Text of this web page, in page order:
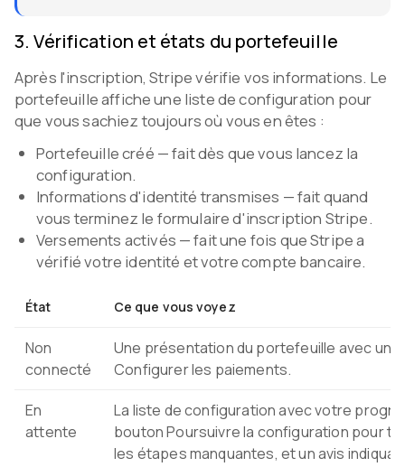
3.Vérification et états du portefeuille
Après l'inscription, Stripe vérifie vos informations. Le
portefeuille affiche une liste de configuration pour
que vous sachiez toujours où vous en êtes :
Portefeuille créé — fait dès que vous lancez la
configuration.
Informations d'identité transmises — fait quand
vous terminez le formulaire d'inscription Stripe.
Versements activés — fait une fois que Stripe a
vérifié votre identité et votre compte bancaire.
État Ce que vous voyez
Non
connecté
Une présentation du portefeuille avec un
Configurer les paiements.
En
attente
La liste de configuration avec votre
bouton Poursuivre la configuration pour
les étapes manquantes, et un avis